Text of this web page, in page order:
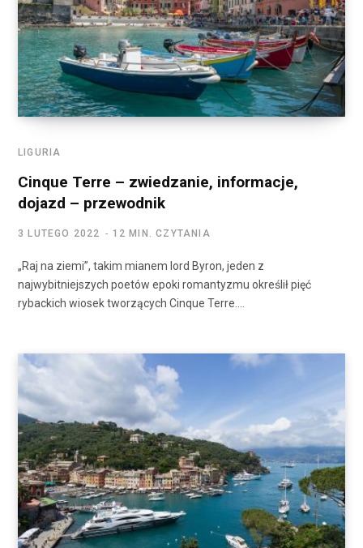
LIGURIA
Cinque Terre – zwiedzanie, informacje,
dojazd – przewodnik
3 LUTEGO 2022 12 MIN. CZYTANIA
„Raj na ziemi”, takim mianem lord Byron, jeden z
najwybitniejszych poetów epoki romantyzmu określił pięć
rybackich wiosek tworzących Cinque Terre.…